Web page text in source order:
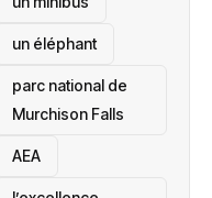
un éléphant
parc national de
Murchison Falls
AEA